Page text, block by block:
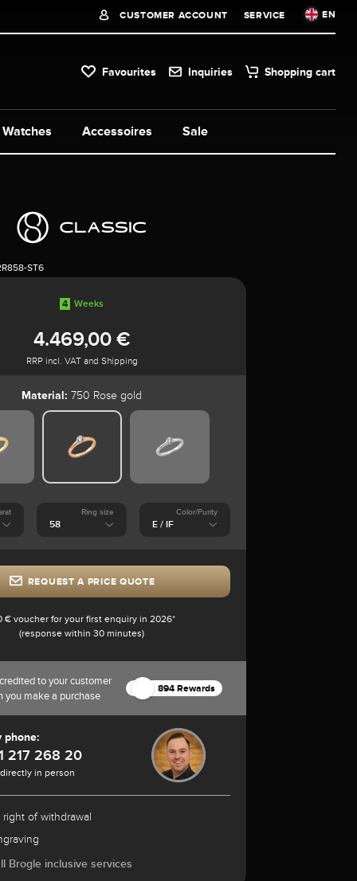
CUSTOMER ACCOUNT SERVICE EN
Favourites Inquiries Shopping cart
Watches Accessoires Sale
ST6
4 Weeks
4.469,00 €
RRP incl. VAT and Shipping
Material: 750 Rose gold
Ring size Color/Purity
REQUEST A PRICE QUOTE
€ voucher for your first enquiry in 2026*
(response within 30 minutes)
to your customer
you make a purchase
894 Rewards
phone:
217 268 20
in person
right of withdrawal
Brogle inclusive services